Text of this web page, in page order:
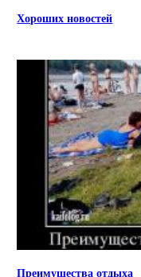
Хороших новостей
Преимущества отдыха